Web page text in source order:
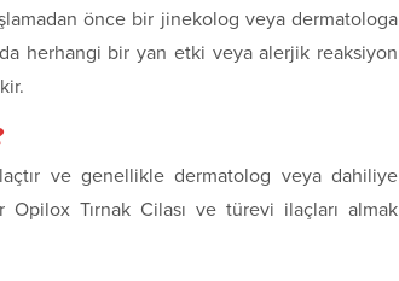
önce bir jinekolog veya dermatologa
herhangi bir yan etki veya alerjik reaksiyon
ve genellikle dermatolog veya dahiliye
Tırnak Cilası ve türevi ilaçları almak